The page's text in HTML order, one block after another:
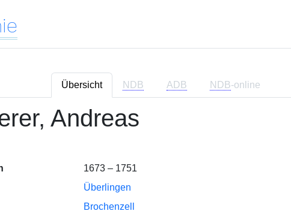
Übersicht NDB ADB NDB-online
Andreas
1673 – 1751
Überlingen
Brochenzell